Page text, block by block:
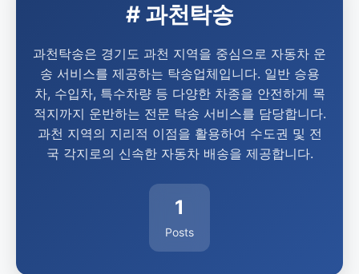
# 과천탁송
과천탁송은 경기도 과천 지역을 중심으로 자동차 운
송 서비스를 제공하는 탁송업체입니다. 일반 승용
차, 수입차, 특수차량 등 다양한 차종을 안전하게 목
적지까지 운반하는 전문 탁송 서비스를 담당합니다.
과천 지역의 지리적 이점을 활용하여 수도권 및 전
국 각지로의 신속한 자동차 배송을 제공합니다.
1
Posts